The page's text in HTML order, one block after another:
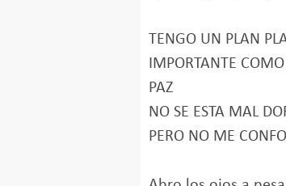
TENGO UN PLAN
IMPORTANTE
PAZ
NO SE ESTA MAL
PERO NO ME